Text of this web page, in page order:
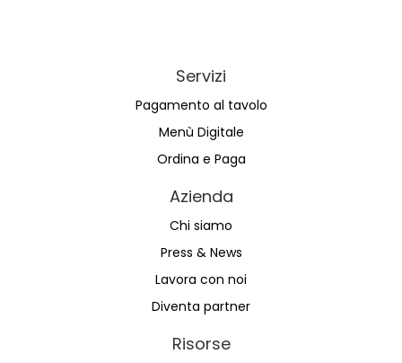
Servizi
Pagamento al tavolo
Menù Digitale
Ordina e Paga
Azienda
Chi siamo
Press & News
Lavora con noi
Diventa partner
Risorse